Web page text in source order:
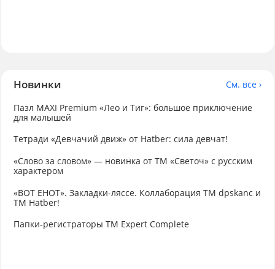
Новинки
См. все ›
Пазл MAXI Premium «Лео и Тиг»: большое приключение
для малышей
Тетради «Девчачий движ» от Hatber: сила девчат!
«Слово за словом» — новинка от ТМ «Светоч» с русским
характером
«ВОТ ЕНОТ». Закладки-ляссе. Коллаборация TM dpskanc и
ТМ Hatber!
Папки-регистраторы ТМ Expert Complete